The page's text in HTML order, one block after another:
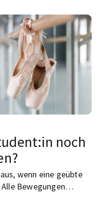
noch
wenn eine geübte
Bewegungen